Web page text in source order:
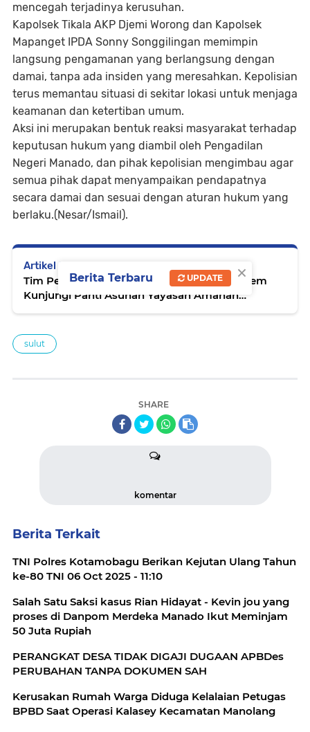
mencegah terjadinya kerusuhan.
Kapolsek Tikala AKP Djemi Worong dan Kapolsek
Mapanget IPDA Sonny Songgilingan memimpin
langsung pengamanan yang berlangsung dengan
damai, tanpa ada insiden yang meresahkan. Kepolisian
terus memantau situasi di sekitar lokasi untuk menjaga
keamanan dan ketertiban umum.
Aksi ini merupakan bentuk reaksi masyarakat terhadap
keputusan hukum yang diambil oleh Pengadilan
Negeri Manado, dan pihak kepolisian mengimbau agar
semua pihak dapat menyampaikan pendapatnya
secara damai dan sesuai dengan aturan hukum yang
berlaku.(Nesar/Ismail).
Artikel Selanjutnya
Tim Penilai Lomba Karya Bakti Tingkat Korem
Kunjungi Panti Asuhan Yayasan Amanah
sulut
SHARE
komentar
Berita Terkait
TNI Polres Kotamobagu Berikan Kejutan Ulang Tahun
ke-80 TNI 06 Oct 2025 - 11:10
Salah Satu Saksi kasus Rian Hidayat - Kevin jou yang
proses di Danpom Merdeka Manado Ikut Meminjam
50 Juta Rupiah
PERANGKAT DESA TIDAK DIGAJI DUGAAN APBDes
PERUBAHAN TANPA DOKUMEN SAH
Kerusakan Rumah Warga Diduga Kelalaian Petugas
BPBD Saat Operasi Kalasey Kecamatan Manolang
×
Berita Terbaru UPDATE